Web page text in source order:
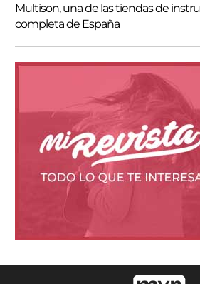
Multison, una de las tiendas de
completa de España